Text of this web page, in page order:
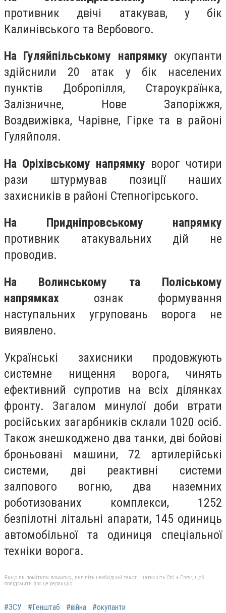
противник двічі атакував, у бік
Калинівського та Вербового.
На Гуляйпільському напрямку окупанти
здійснили 20 атак у бік населених
пунктів Добропілля, Староукраїнка,
Залізничне, Нове Запоріжжя,
Воздвижівка, Чарівне, Гірке та в районі
Гуляйполя.
На Оріхівському напрямку ворог чотири
рази штурмував позиції наших
захисників в районі Степногірського.
На Придніпровському напрямку
противник атакувальних дій не
проводив.
На Волинському та Поліському
напрямках ознак формування
наступальних угруповань ворога не
виявлено.
Українські захисники продовжують
системне нищення ворога, чинять
ефективний супротив на всіх ділянках
фронту. Загалом минулої доби втрати
російських загарбників склали 1020 осіб.
Також знешкоджено два танки, дві бойові
броньовані машини, 72 артилерійські
системи, дві реактивні системи
залпового вогню, два наземних
роботизованих комплекси, 1252
безпілотні літальні апарати, 145 одиниць
автомобільної та одиниця спеціальної
техніки ворога.
Якщо ви помітили помилку, виділіть необхідний текст і натисніть Ctrl + Enter, щоб
повідомити про це редакцію
#ЗСУ #Генштаб #війна #окупанти